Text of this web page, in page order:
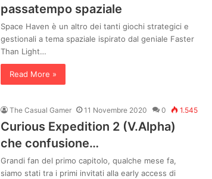
passatempo spaziale
Space Haven è un altro dei tanti giochi strategici e
gestionali a tema spaziale ispirato dal geniale Faster
Than Light…
Read More »
The Casual Gamer 11 Novembre 2020 0 1.545
Curious Expedition 2 (V.Alpha)
che confusione…
Grandi fan del primo capitolo, qualche mese fa,
siamo stati tra i primi invitati alla early access di